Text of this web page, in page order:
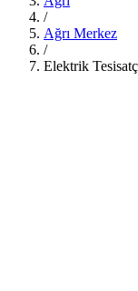
/
Ağrı Merkez
/
Elektrik